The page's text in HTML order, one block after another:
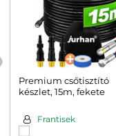
Premium csőtisztító
készlet, 15m, fekete
Frantisek